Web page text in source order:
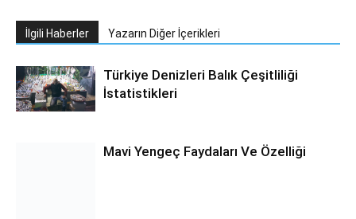
İlgili Haberler Yazarın Diğer İçerikleri
Türkiye Denizleri Balık Çeşitliliği
İstatistikleri
Mavi Yengeç Faydaları Ve Özelliği